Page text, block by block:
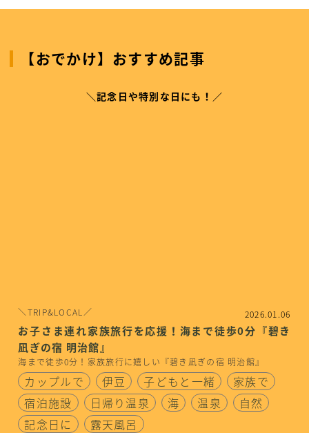
【おでかけ】おすすめ記事
＼記念日や特別な日にも！／
＼TRIP&LOCAL／ 2026.01.06
お子さま連れ家族旅行を応援！海まで徒歩0分『碧き
凪ぎの宿 明治館』
海まで徒歩0分！家族旅行に嬉しい『碧き凪ぎの宿 明治館』
カップルで 伊豆 子どもと一緒
家族で
宿泊施設
日帰り温泉 海 温泉
自然
記念日に
露天風呂